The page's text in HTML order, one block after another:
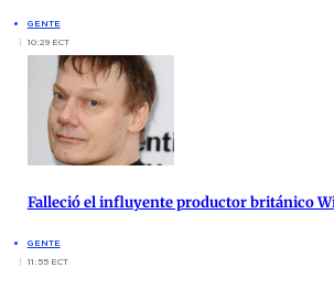
GENTE
10:29 ECT
Falleció el influyente productor británico
GENTE
11:55 ECT